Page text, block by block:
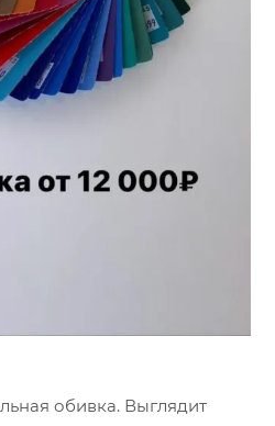
обивка. Выглядит